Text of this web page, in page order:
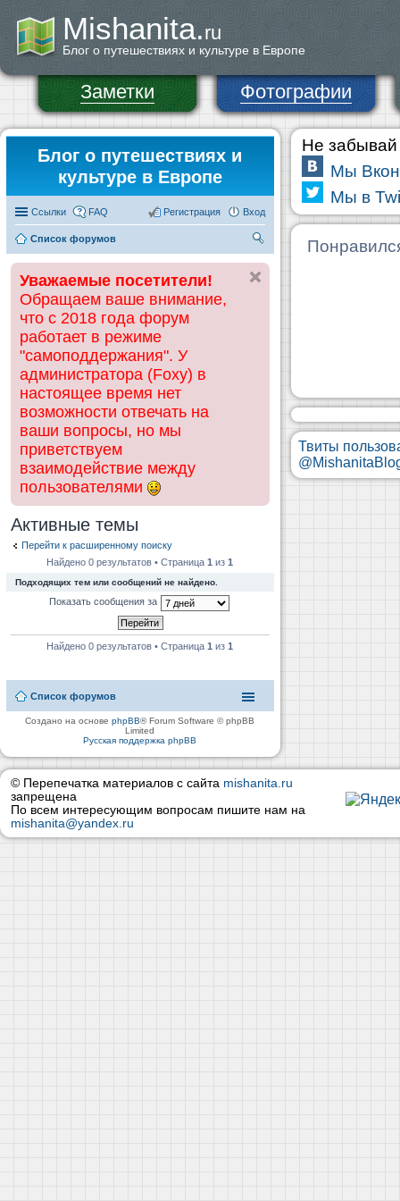
Mishanita.ru
Блог о путешествиях и культуре в Европе
Заметки Фотографии
Блог о путешествиях и
культуре в Европе
Ссылки FAQ Вход
Регистрация
Список форумов
ск
Уважаемые посетители!
Обращаем ваше внимание,
что с 2018 года форум
работает в режиме
"самоподдержания". У
администратора (Foxy) в
настоящее время нет
возможности отвечать на
ваши вопросы, но мы
приветствуем
взаимодействие между
пользователями
Активные темы
Перейти к расширенному поиску
Найдено 0 результатов • Страница1 из1
Подходящих тем или сообщений не найдено.
Показать сообщения за
Найдено 0 результатов • Страница1 из1
Список форумов
Создано на основеphpBB® Forum Software © phpBB
Limited
Русская поддержка phpBB
Не забывай
Мы
Мы в
Твиты
© Перепечатка материалов с сайта mishanita.ru
запрещена
По всем интересующим вопросам пишите нам на
mishanita@yandex.ru